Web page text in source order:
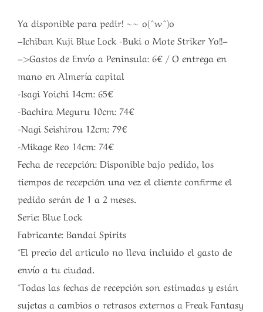
Ya disponible para pedir! ~~ o(^w^)o
–Ichiban Kuji Blue Lock -Buki o Mote Striker Yo!!–
–>Gastos de Envío a Peninsula: 6€ / O entrega en
mano en Almería capital
-Isagi Yoichi 14cm: 65€
-Bachira Meguru 10cm: 74€
-Nagi Seishirou 12cm: 79€
-Mikage Reo 14cm: 74€
Fecha de recepción: Disponible bajo pedido, los
tiempos de recepción una vez el cliente confirme el
pedido serán de 1 a 2 meses.
Serie: Blue Lock
Fabricante: Bandai Spirits
*El precio del articulo no lleva incluido el gasto de
envío a tu ciudad.
*Todas las fechas de recepción son estimadas y están
sujetas a cambios o retrasos externos a Freak Fantasy